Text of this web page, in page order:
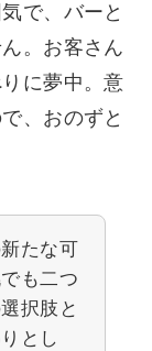
で、バーと
。お客さん
に夢中。意
、おのずと
たな可
も二つ
択肢と
とし